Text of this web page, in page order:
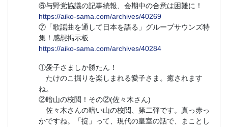
⑥与野党協議の記事続報、会期中の合意は困難に！
https://aiko-sama.com/archives/40269
⑦「歌謡曲を通して日本を語る」グループサウンズ特
集！感想掲示板
https://aiko-sama.com/archives/40284
①愛子さましか勝たん！
たけのこ掘りを楽しまれる愛子さま。癒されます
ね。
②暗山の校閲！その②(佐々木さん)
佐々木さんの暗い山の校閲、第二弾です。真っ赤っ
かですね。「掟」って、現代の皇室の話で、まことし